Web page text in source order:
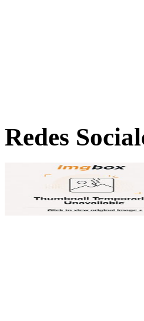
Redes